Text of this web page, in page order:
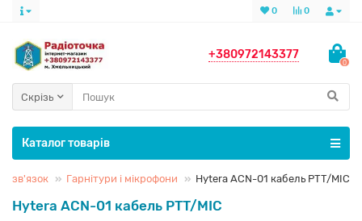
0
0
+380972143377
0
Скрізь
Каталог товарів
Гарнітури і мікрофони Hytera ACN-01 кабель PTT/MIC
Hytera ACN-01 кабель PTT/MIC